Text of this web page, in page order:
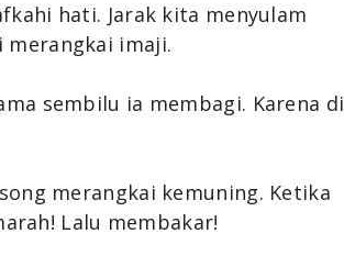
hati. Jarak kita menyulam
imaji.
sembilu ia membagi. Karena di
merangkai kemuning. Ketika
Lalu membakar!